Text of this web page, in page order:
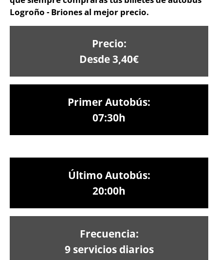
Logroño - Briones al mejor precio.
Precio:
Desde 3,40€
Primer Autobús:
07:30h
Último Autobús:
20:00h
Frecuencia:
9 servicios diarios